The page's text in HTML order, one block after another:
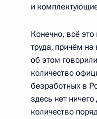
Заседание
и финансы»
14 декабря 2021
Совещание по
и
Конечно, всё
труда, причём
об этом
количество
безработных в
здесь нет
количество